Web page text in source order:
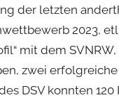
d
m
i
n
der letzten
2023,
mit dem
zwei
DSV konnten